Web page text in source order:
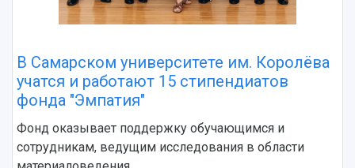
В Самарском университете им. Королёва
учатся и работают 15 стипендиатов
фонда "Эмпатия"
Фонд оказывает поддержку обучающимся и
сотрудникам, ведущим исследования в области